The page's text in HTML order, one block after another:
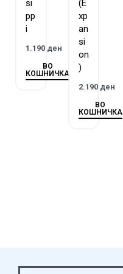
si
pp
i
1.190 ден
ВО
КОШНИЧКА
(E
xp
an
si
on
)
2.190 ден
ВО
КОШНИЧКА